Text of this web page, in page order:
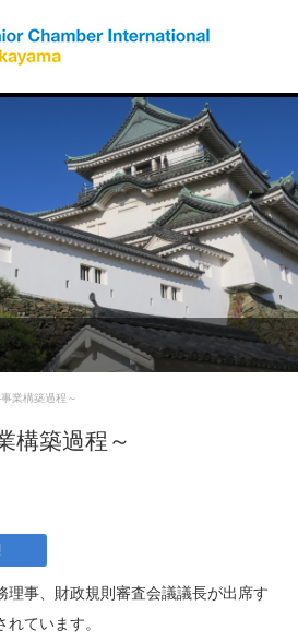
業構築過程～
構築過程～
事、財政規則審査会議議長が出席す
ています。